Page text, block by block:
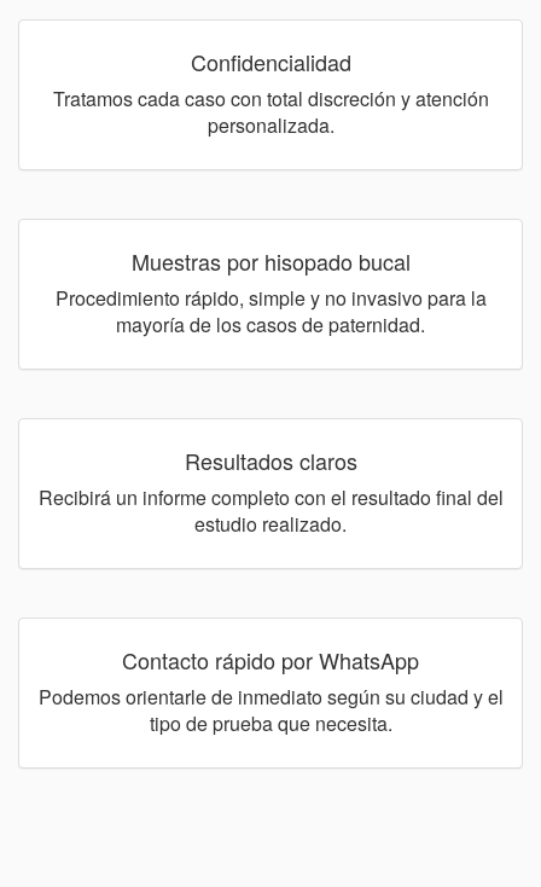
Confidencialidad
Tratamos cada caso con total discreción y atención
personalizada.
Muestras por hisopado bucal
Procedimiento rápido, simple y no invasivo para la
mayoría de los casos de paternidad.
Resultados claros
Recibirá un informe completo con el resultado final del
estudio realizado.
Contacto rápido por WhatsApp
Podemos orientarle de inmediato según su ciudad y el
tipo de prueba que necesita.